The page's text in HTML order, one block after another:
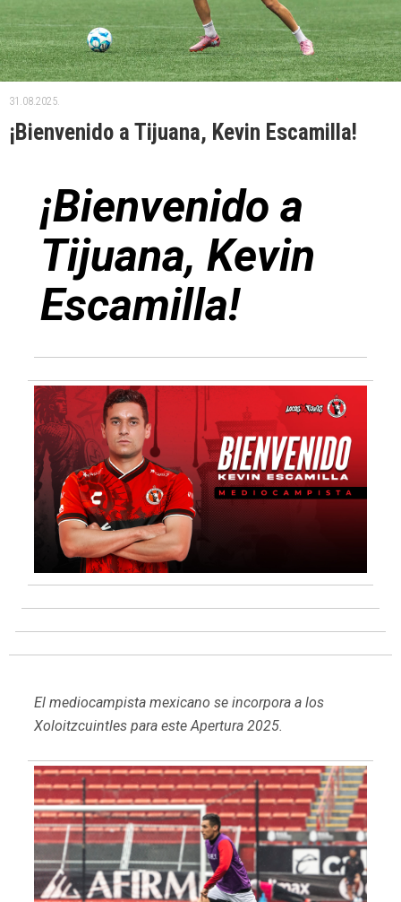
31.08.2025.
¡Bienvenido a Tijuana, Kevin Escamilla!
¡Bienvenido a
Tijuana, Kevin
Escamilla!
El mediocampista mexicano se incorpora a los
Xoloitzcuintles para este Apertura 2025.